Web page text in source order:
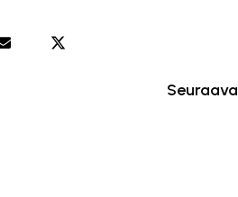
Seuraava